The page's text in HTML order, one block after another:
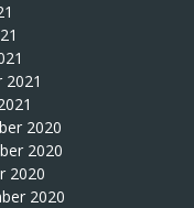
2021
2020
2020
2020
2020